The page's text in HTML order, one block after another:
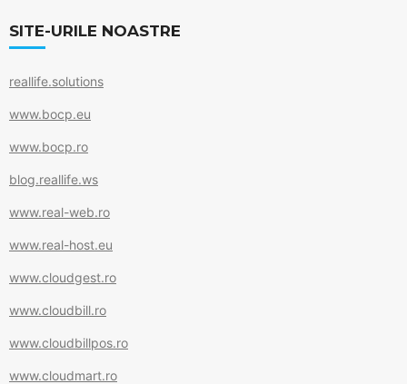
b
o
k
SITE-URILE NOASTRE
reallife.solutions
www.bocp.eu
www.bocp.ro
blog.reallife.ws
www.real-web.ro
www.real-host.eu
www.cloudgest.ro
www.cloudbill.ro
www.cloudbillpos.ro
www.cloudmart.ro